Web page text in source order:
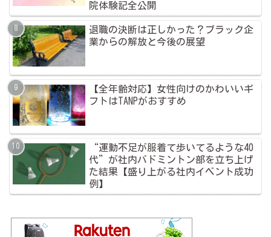
院体験記全公開
退職の決断は正しかった？ブラック企
業からの解放と今後の展望
【全年齢対応】女性向けのかわいいギ
フトはTANPがおすすめ
“運動不足が服着て歩いてるような40
代”が社内バドミントン部を立ち上げ
た結果【盛り上がる社内イベント成功
例】